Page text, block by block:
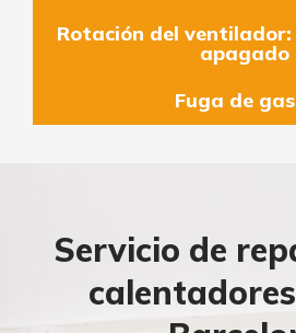
Rotación del ventilador:
apagado
Fuga de gas
Servicio de